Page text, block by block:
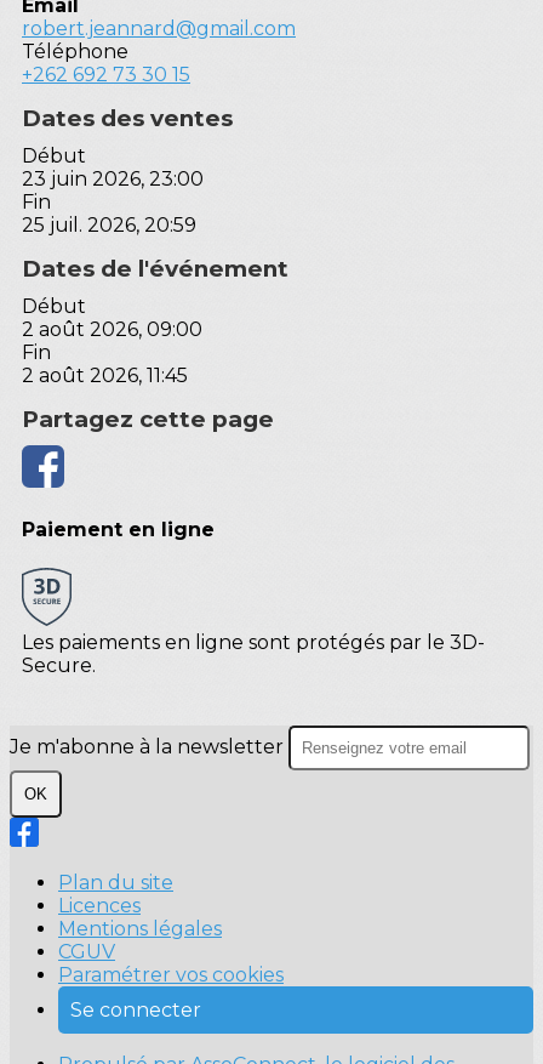
Email
robert.jeannard@gmail.com
Téléphone
+262 692 73 30 15
Dates des ventes
Début
23 juin 2026, 23:00
Fin
25 juil. 2026, 20:59
Dates de l'événement
Début
2 août 2026, 09:00
Fin
2 août 2026, 11:45
Partagez cette page
Paiement en ligne
Les paiements en ligne sont protégés par le 3D-
Secure.
Je m'abonne à la newsletter
OK
Plan du site
Licences
Mentions légales
CGUV
Paramétrer vos cookies
Se connecter